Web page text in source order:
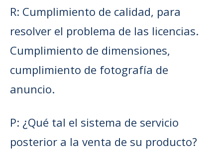
R: Cumplimiento de calidad, para
resolver el problema de las licencias.
Cumplimiento de dimensiones,
cumplimiento de fotografía de
anuncio.
P: ¿Qué tal el sistema de servicio
posterior a la venta de su producto?